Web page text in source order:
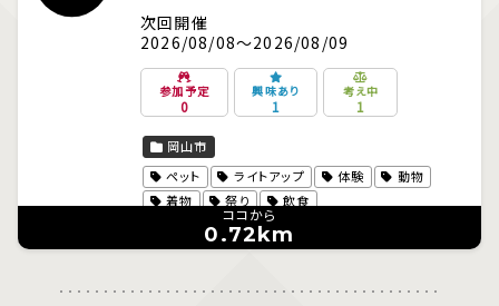
ココから
0.72km
次回開催
2026/08/08～2026/08/09
参加予定
0
興味あり
1
考え中
1
岡山市
ペット
ライトアップ 体験
動物
着物
祭り 飲食